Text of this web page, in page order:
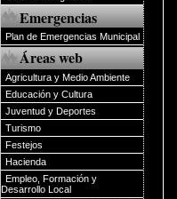
Emergencias
Plan de Emergencias Municipal
Áreas web
Agricultura y Medio Ambiente
Educación y Cultura
Juventud y Deportes
Turismo
Festejos
Hacienda
Empleo, Formación y
Desarrollo Local